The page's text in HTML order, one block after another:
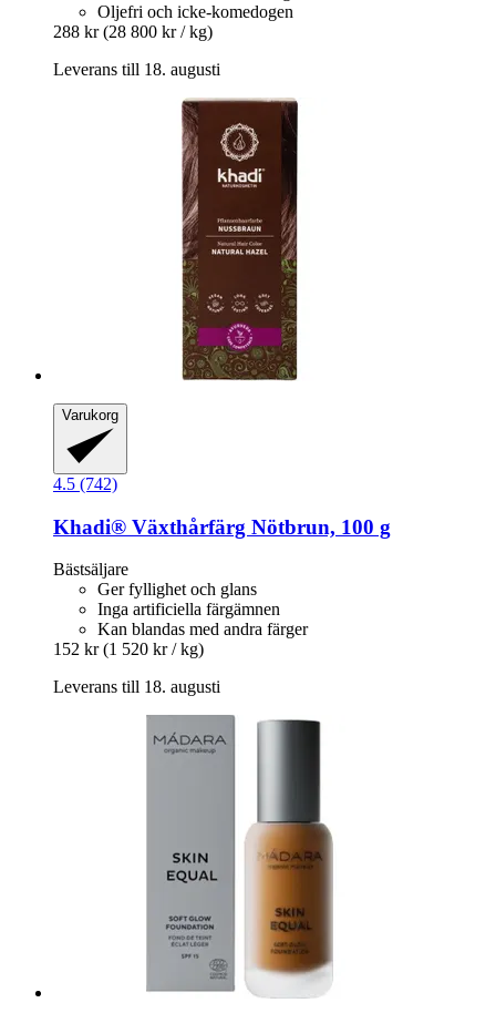
Oljefri och icke-komedogen
288 kr (28 800 kr / kg)
Leverans till 18. augusti
Varukorg
4.5 (742)
Khadi® Växthårfärg Nötbrun, 100 g
Bästsäljare
Ger fyllighet och glans
Inga artificiella färgämnen
Kan blandas med andra färger
152 kr (1 520 kr / kg)
Leverans till 18. augusti